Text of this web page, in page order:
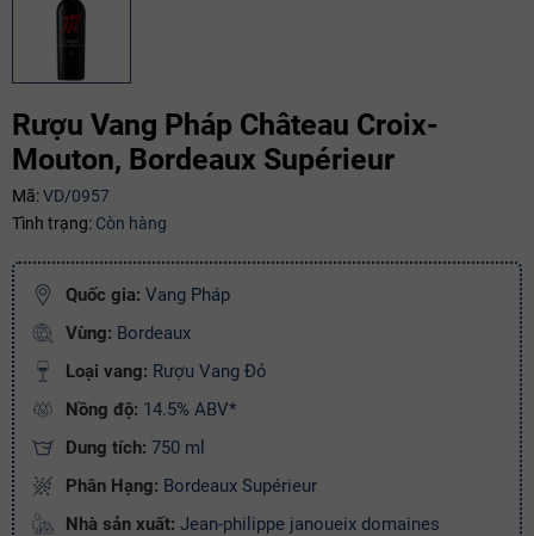
Rượu Vang Pháp Château Croix-
Mouton, Bordeaux Supérieur
Mã:VD/0957
Tình trạng: Còn hàng
Quốc gia: Vang Pháp
Vùng: Bordeaux
Loại vang: Rượu Vang Đỏ
Nồng độ: 14.5% ABV*
Dung tích: 750 ml
Phân Hạng: Bordeaux Supérieur
Nhà sản xuất: Jean-philippe janoueix domaines
Mã giảm giá:
Ngày hết hạn:
Điều kiện: